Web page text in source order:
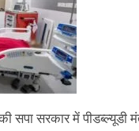
सपा सरकार में